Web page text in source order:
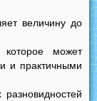
величину до
которое может
и практичными